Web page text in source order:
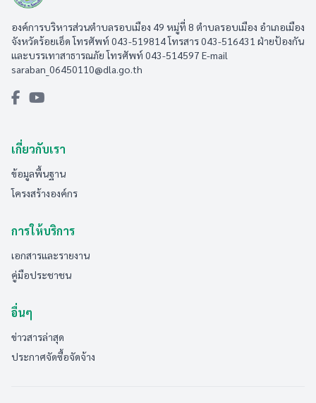
องค์การบริหารส่วนตำบลรอบเมือง 49 หมู่ที่ 8 ตำบลรอบเมือง อำเภอเมือง
จังหวัดร้อยเอ็ด โทรศัพท์ 043-519814 โทรสาร 043-516431​ ฝ่ายป้องกัน
และบรรเทาสาธารณภัย โทรศัพท์ 043-514597 E-mail
saraban_06450110@dla.go.th
เกี่ยวกับเรา
ข้อมูลพื้นฐาน
โครงสร้างองค์กร
การให้บริการ
เอกสารและรายงาน
คู่มือประชาชน
อื่นๆ
ข่าวสารล่าสุด
ประกาศจัดซื้อจัดจ้าง